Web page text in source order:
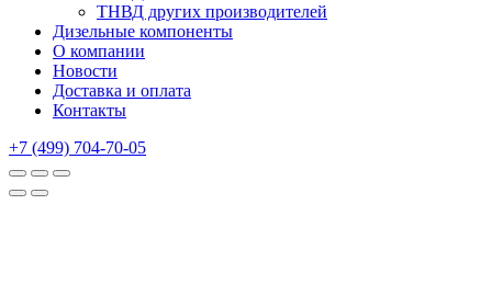
ТНВД других производителей
Дизельные компоненты
О компании
Новости
Доставка и оплата
Контакты
+7 (499) 704-70-05